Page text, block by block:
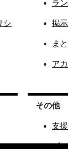
シ
ラ
掲
ま
ア
その他
支
ブ